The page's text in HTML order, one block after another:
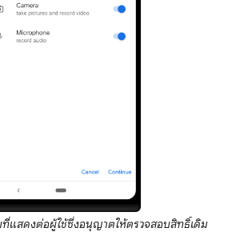
ที่แสดงต่อผู้ใช้ซึ่งอนุญาตให้ตรวจสอบสิทธิ์เดิม